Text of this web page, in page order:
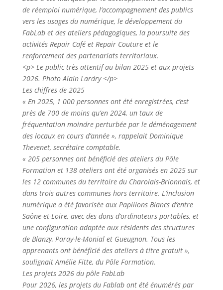
de réemploi numérique, l’accompagnement des publics
vers les usages du numérique, le développement du
FabLab et des ateliers pédagogiques, la poursuite des
activités Repair Café et Repair Couture et le
renforcement des partenariats territoriaux.
<p> Le public très attentif au bilan 2025 et aux projets
2026. Photo Alain Lardry </p>
Les chiffres de 2025
« En 2025, 1 000 personnes ont été enregistrées, c’est
près de 700 de moins qu’en 2024, un taux de
fréquentation moindre perturbée par le déménagement
des locaux en cours d’année », rappelait Dominique
Thevenet, secrétaire comptable.
« 205 personnes ont bénéficié des ateliers du Pôle
Formation et 138 ateliers ont été organisés en 2025 sur
les 12 communes du territoire du Charolais-Brionnais, et
dans trois autres communes hors territoire. L’inclusion
numérique a été favorisée aux Papillons Blancs d’entre
Saône-et-Loire, avec des dons d’ordinateurs portables, et
une configuration adaptée aux résidents des structures
de Blanzy, Paray-le-Monial et Gueugnon. Tous les
apprenants ont bénéficié des ateliers à titre gratuit »,
soulignait Amélie Fitte, du Pôle Formation.
Les projets 2026 du pôle FabLab
Pour 2026, les projets du Fablab ont été énumérés par